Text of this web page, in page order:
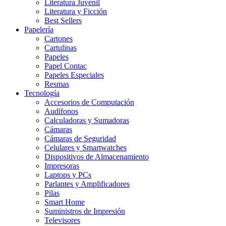
Literatura Juvenil
Literatura y Ficción
Best Sellers
Papelería
Cartones
Cartulinas
Papeles
Papel Contac
Papeles Especiales
Resmas
Tecnología
Accesorios de Computación
Audífonos
Calculadoras y Sumadoras
Cámaras
Cámaras de Seguridad
Celulares y Smartwatches
Dispositivos de Almacenamiento
Impresoras
Laptops y PCs
Parlantes y Amplificadores
Pilas
Smart Home
Suministros de Impresión
Televisores